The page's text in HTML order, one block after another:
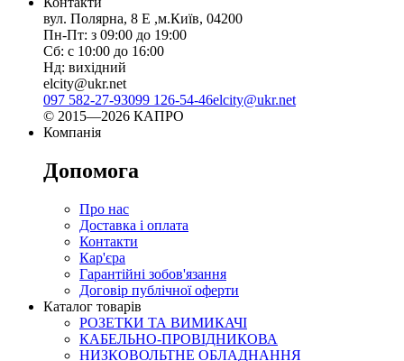
вул. Полярна, 8 Е ,м.Київ, 04200
Пн-Пт: з 09:00 до 19:00
Сб: с 10:00 до 16:00
Нд: вихідний
elcity@ukr.net
097 582-27-93099 126-54-46elcity@ukr.net
© 2015—2026 КАПРО
Компанія
Допомога
Про нас
Доставка і оплата
Контакти
Кар'єра
Гарантійні зобов'язання
Договір публічної оферти
Каталог товарів
РОЗЕТКИ ТА ВИМИКАЧІ
КАБЕЛЬНО-ПРОВІДНИКОВА
НИЗКОВОЛЬТНЕ ОБЛАДНАННЯ